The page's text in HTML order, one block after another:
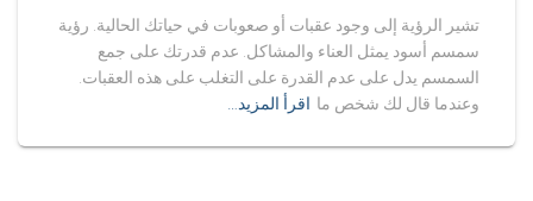
تشير الرؤية إلى وجود عقبات أو صعوبات في حياتك الحالية. رؤية
سمسم أسود يمثل العناء والمشاكل. عدم قدرتك على جمع
السمسم يدل على عدم القدرة على التغلب على هذه العقبات.
وعندما قال لك شخص ما اقرأ المزيد…